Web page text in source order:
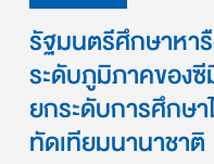
รัฐมนตรีศึกษาหา
ระดับภูมิภาคของซี
ยกระดับการศึกษ
ทัดเทียมนานาชาติ